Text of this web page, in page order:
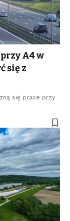
A4 w
się z
się prace przy